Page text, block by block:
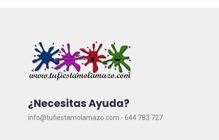
¿Necesitas Ayuda?
info@tufiestamolamazo.com - 644 783 727